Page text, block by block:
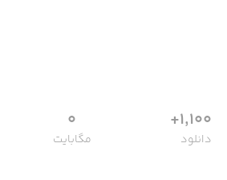
1,100+
دانلود
0
مگابایت